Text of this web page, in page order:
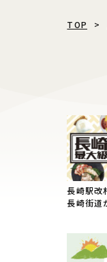
TOP
長崎駅改
長崎街道